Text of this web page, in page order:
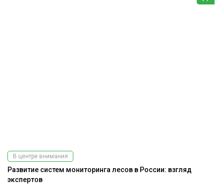
В центре внимания
Развитие систем мониторинга лесов в России: взгляд
экспертов